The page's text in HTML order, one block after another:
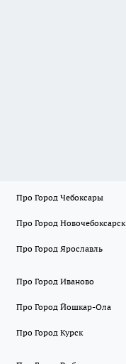
Про Город Чебоксары
Про Город Новочебоксарск
Про Город Ярославль
Про Город Иваново
Про Город Йошкар-Ола
Про Город Курск